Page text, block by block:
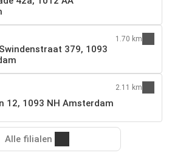
379, 1093
1.70 km
12, 1093 NH Amsterdam
2.11 km
Alle filialen